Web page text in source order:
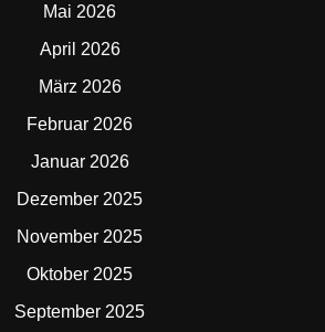
Mai 2026
April 2026
März 2026
Februar 2026
Januar 2026
Dezember 2025
November 2025
Oktober 2025
September 2025